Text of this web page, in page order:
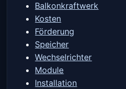
Balkonkraftwerk
Kosten
Förderung
Speicher
Wechselrichter
Module
Installation